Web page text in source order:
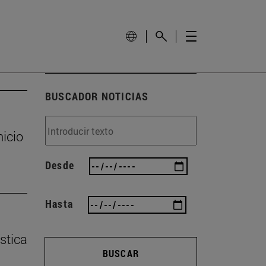
BUSCADOR NOTICIAS
Desde
Hasta
BUSCAR